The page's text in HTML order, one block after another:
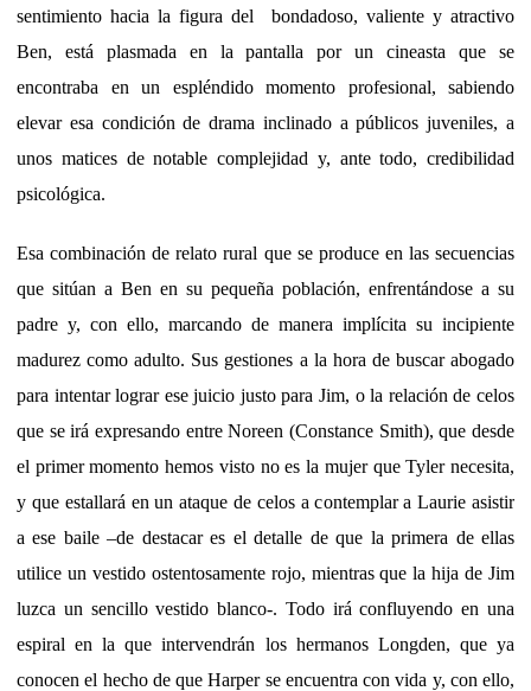
sentimiento hacia la figura del bondadoso, valiente y atractivo
Ben, está plasmada en la pantalla por un cineasta que se
encontraba en un espléndido momento profesional, sabiendo
elevar esa condición de drama inclinado a públicos juveniles, a
unos matices de notable complejidad y, ante todo, credibilidad
psicológica.
Esa combinación de relato rural que se produce en las secuencias
que sitúan a Ben en su pequeña población, enfrentándose a su
padre y, con ello, marcando de manera implícita su incipiente
madurez como adulto. Sus gestiones a la hora de buscar abogado
para intentar lograr ese juicio justo para Jim, o la relación de celos
que se irá expresando entre Noreen (Constance Smith), que desde
el primer momento hemos visto no es la mujer que Tyler necesita,
y que estallará en un ataque de celos a contemplar a Laurie asistir
a ese baile –de destacar es el detalle de que la primera de ellas
utilice un vestido ostentosamente rojo, mientras que la hija de Jim
luzca un sencillo vestido blanco-. Todo irá confluyendo en una
espiral en la que intervendrán los hermanos Longden, que ya
conocen el hecho de que Harper se encuentra con vida y, con ello,